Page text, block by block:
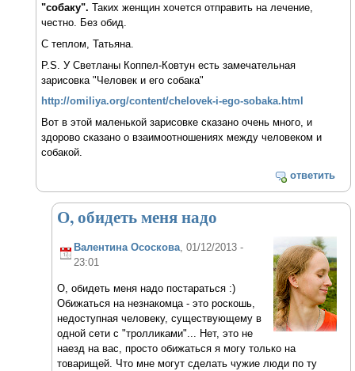
"собаку".Таких женщин хочется отправить на лечение,
честно. Без обид.
С теплом, Татьяна.
P.S. У Светланы Коппел-Ковтун есть замечательная
зарисовка "Человек и его собака"
http://omiliya.org/content/chelovek-i-ego-sobaka.html
Вот в этой маленькой зарисовке сказано очень много, и
здорово сказано о взаимоотношениях между человеком и
собакой.
ответить
О, обидеть меня надо
Валентина Ососкова, 01/12/2013 -
23:01
О, обидеть меня надо постараться :)
Обижаться на незнакомца - это роскошь,
недоступная человеку, существующему в
одной сети с "тролликами"... Нет, это не
наезд на вас, просто обижаться я могу только на
товарищей. Что мне могут сделать чужие люди по ту